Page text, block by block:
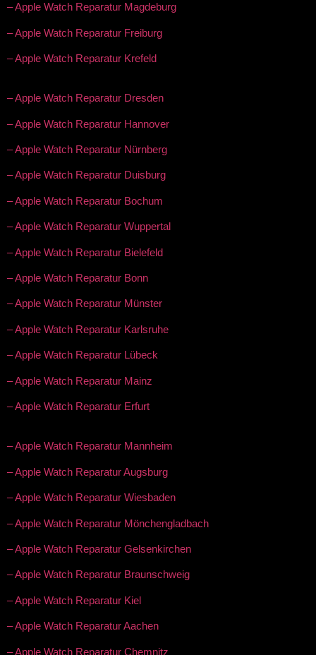
– Apple Watch Reparatur Magdeburg
– Apple Watch Reparatur Freiburg
– Apple Watch Reparatur Krefeld
– Apple Watch Reparatur Dresden
– Apple Watch Reparatur Hannover
– Apple Watch Reparatur Nürnberg
– Apple Watch Reparatur Duisburg
– Apple Watch Reparatur Bochum
– Apple Watch Reparatur Wuppertal
– Apple Watch Reparatur Bielefeld
– Apple Watch Reparatur Bonn
– Apple Watch Reparatur Münster
– Apple Watch Reparatur Karlsruhe
– Apple Watch Reparatur Lübeck
– Apple Watch Reparatur Mainz
– Apple Watch Reparatur Erfurt
– Apple Watch Reparatur Mannheim
– Apple Watch Reparatur Augsburg
– Apple Watch Reparatur Wiesbaden
– Apple Watch Reparatur Mönchengladbach
– Apple Watch Reparatur Gelsenkirchen
– Apple Watch Reparatur Braunschweig
– Apple Watch Reparatur Kiel
– Apple Watch Reparatur Aachen
– Apple Watch Reparatur Chemnitz